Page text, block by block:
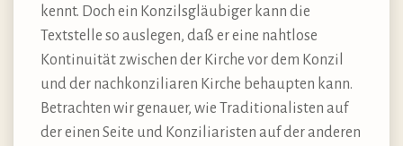
kennt. Doch ein Konzilsgläubiger kann die
Textstelle so auslegen, daß er eine nahtlose
Kontinuität zwischen der Kirche vor dem Konzil
und der nachkonziliaren Kirche behaupten kann.
Betrachten wir genauer, wie Traditionalisten auf
der einen Seite und Konziliaristen auf der anderen